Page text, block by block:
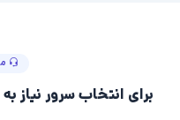
برای انتخاب سرور نیاز